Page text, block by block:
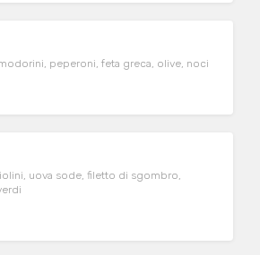
peperoni, feta greca, olive, noci
uova sode, filetto di sgombro,